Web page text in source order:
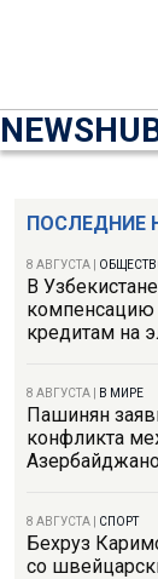
ПОСЛЕДНИЕ
8 АВГУСТА
В
компенсацию
кредитам на
8 АВГУСТА В МИРЕ
Пашинян
конфликта
8 АВГУСТА СПОРТ
Бехруз
со